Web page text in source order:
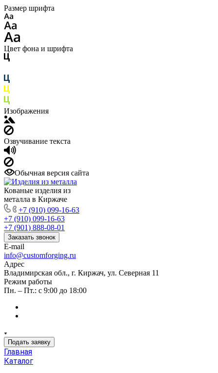
Размер шрифта
Цвет фона и шрифта
Изображения
Озвучивание текста
Обычная версия сайта
Кованые изделия из
металла в Киржаче
+7 (910) 099-16-63
+7 (910) 099-16-63
+7 (901) 888-08-01
Заказать звонок
E-mail
info@customforging.ru
Адрес
Владимирская обл., г. Киржач, ул. Северная 11
Режим работы
Пн. – Пт.: с 9:00 до 18:00
Подать заявку
Главная
Каталог